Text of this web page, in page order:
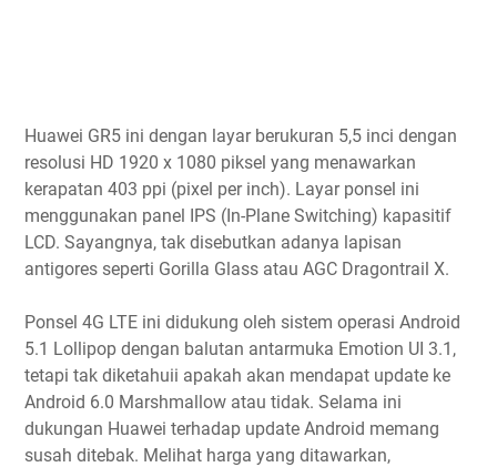
Huawei GR5 ini dengan layar berukuran 5,5 inci dengan
resolusi HD 1920 x 1080 piksel yang menawarkan
kerapatan 403 ppi (pixel per inch). Layar ponsel ini
menggunakan panel IPS (In-Plane Switching) kapasitif
LCD. Sayangnya, tak disebutkan adanya lapisan
antigores seperti Gorilla Glass atau AGC Dragontrail X.
Ponsel 4G LTE ini didukung oleh sistem operasi Android
5.1 Lollipop dengan balutan antarmuka Emotion UI 3.1,
tetapi tak diketahuii apakah akan mendapat update ke
Android 6.0 Marshmallow atau tidak. Selama ini
dukungan Huawei terhadap update Android memang
susah ditebak. Melihat harga yang ditawarkan,